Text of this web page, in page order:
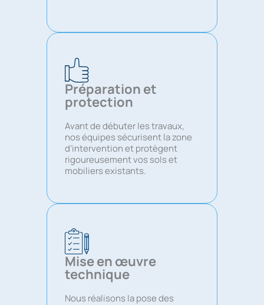
Préparation et
protection
Avant de débuter les travaux,
nos équipes sécurisent la zone
d’intervention et protègent
rigoureusement vos sols et
mobiliers existants.
Mise en œuvre
technique
Nous réalisons la pose des